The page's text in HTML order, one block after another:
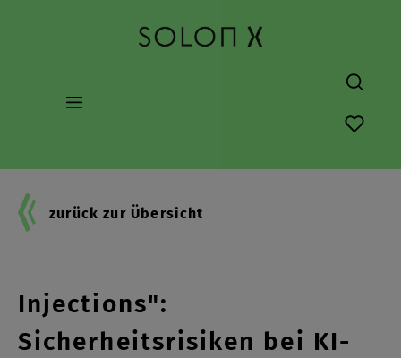
Du hast
zurück zur Übersicht
Injections":
Sicherheitsrisiken bei KI-